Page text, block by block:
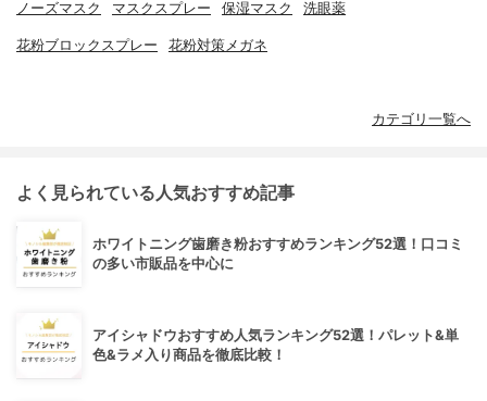
ノーズマスク マスクスプレー 保湿マスク 洗眼薬
花粉ブロックスプレー 花粉対策メガネ
カテゴリ一覧へ
よく見られている人気おすすめ記事
ホワイトニング歯磨き粉おすすめランキング52選！口コミ
の多い市販品を中心に
アイシャドウおすすめ人気ランキング52選！パレット&単
色&ラメ入り商品を徹底比較！